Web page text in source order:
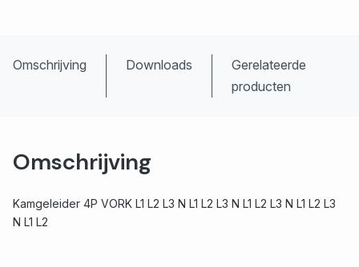
Omschrijving Downloads
Gerelateerde
producten
Omschrijving
Kamgeleider 4P VORK L1 L2 L3 N L1 L2 L3 N L1 L2 L3 N L1 L2 L3
N L1 L2